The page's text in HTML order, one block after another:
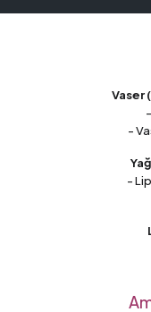
Vaser
-
-